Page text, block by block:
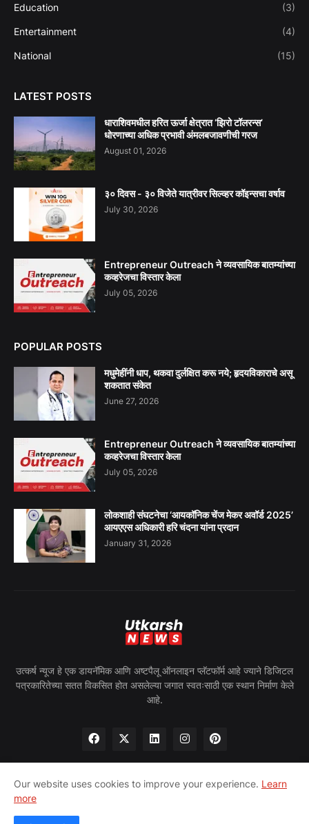
Education (3)
Entertainment (4)
National (15)
LATEST POSTS
धाराशिवमधील हरित ऊर्जा क्षेत्रात ‘झिरो टॉलरन्स’
धोरणाच्या अधिक प्रभावी अंमलबजावणीची गरज
August 01, 2026
३० दिवस - ३० विजेते यात्रीवर सिल्व्हर कॉइन्सचा वर्षाव
July 30, 2026
Entrepreneur Outreach ने व्यवसायिक बातम्यांच्या
कव्हरेजचा विस्तार केला
July 05, 2026
POPULAR POSTS
मधुमेहींनी धाप, थकवा दुर्लक्षित करू नये; हृदयविकाराचे असू
शकतात संकेत
June 27, 2026
Entrepreneur Outreach ने व्यवसायिक बातम्यांच्या
कव्हरेजचा विस्तार केला
July 05, 2026
लोकशाही संघटनेचा ‘आयकॉनिक चेंज मेकर अवॉर्ड 2025’
आयएएस अधिकारी हरि चंदना यांना प्रदान
January 31, 2026
उत्कर्ष न्यूज हे एक डायनॅमिक आणि अष्टपैलू ऑनलाइन प्लॅटफॉर्म आहे ज्याने डिजिटल
पत्रकारितेच्या सतत विकसित होत असलेल्या जगात स्वतःसाठी एक स्थान निर्माण केले
आहे.
Our website uses cookies to improve your experience. Learn
more